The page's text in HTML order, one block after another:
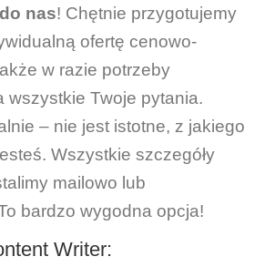
nas! Chętnie przygotujemy
ofertę cenowo-
w razie potrzeby
wszystkie Twoje pytania.
– nie jest istotne, z jakiego
Wszystkie szczegóły
mailowo lub
bardzo wygodna opcja!
Writer: